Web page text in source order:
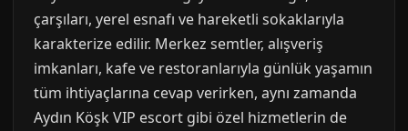
çarşıları, yerel esnafı ve hareketli sokaklarıyla
karakterize edilir. Merkez semtler, alışveriş
imkanları, kafe ve restoranlarıyla günlük yaşamın
tüm ihtiyaçlarına cevap verirken, aynı zamanda
Aydın Köşk VIP escort gibi özel hizmetlerin de